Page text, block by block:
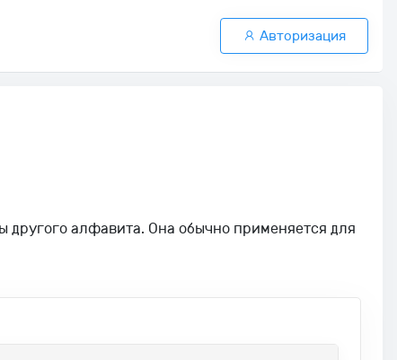
Авторизация
алфавита. Она обычно применяется для